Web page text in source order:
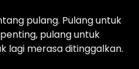
pulang. Pulang untuk
pulang untuk
lagi merasa ditinggalkan.